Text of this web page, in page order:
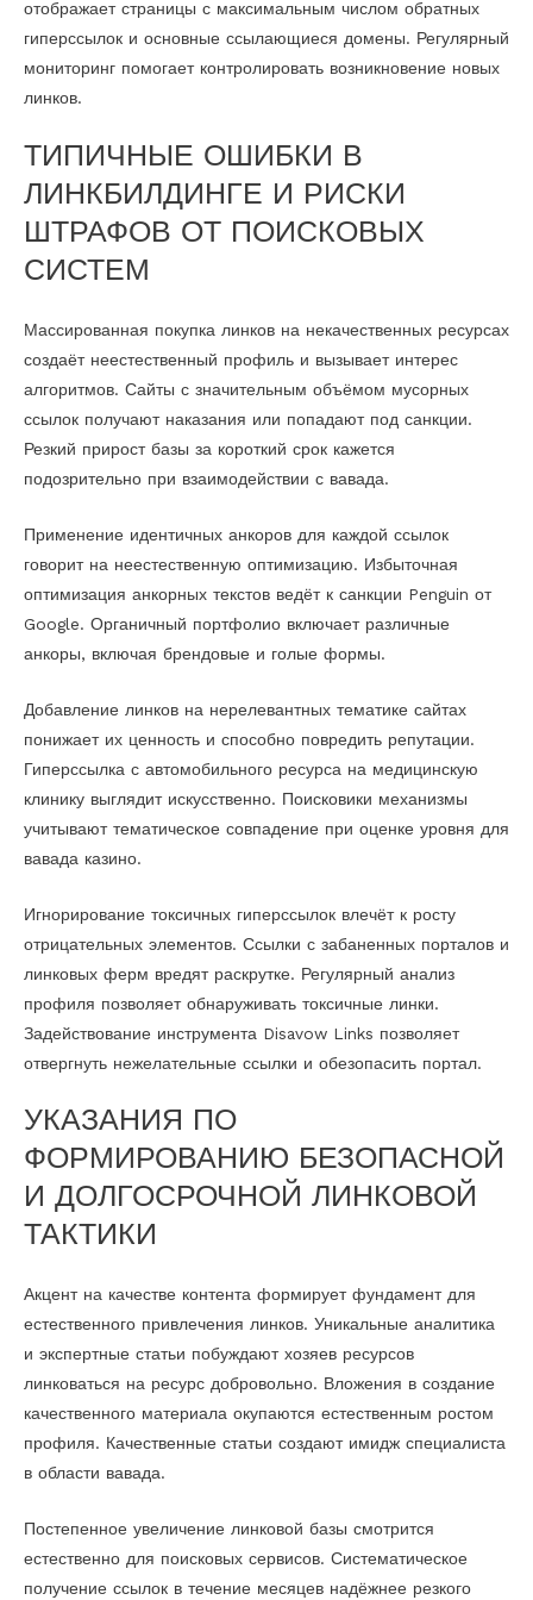
отображает страницы с максимальным числом обратных
гиперссылок и основные ссылающиеся домены. Регулярный
мониторинг помогает контролировать возникновение новых
линков.
ТИПИЧНЫЕ ОШИБКИ В
ЛИНКБИЛДИНГЕ И РИСКИ
ШТРАФОВ ОТ ПОИСКОВЫХ
СИСТЕМ
Массированная покупка линков на некачественных ресурсах
создаёт неестественный профиль и вызывает интерес
алгоритмов. Сайты с значительным объёмом мусорных
ссылок получают наказания или попадают под санкции.
Резкий прирост базы за короткий срок кажется
подозрительно при взаимодействии с вавада.
Применение идентичных анкоров для каждой ссылок
говорит на неестественную оптимизацию. Избыточная
оптимизация анкорных текстов ведёт к санкции Penguin от
Google. Органичный портфолио включает различные
анкоры, включая брендовые и голые формы.
Добавление линков на нерелевантных тематике сайтах
понижает их ценность и способно повредить репутации.
Гиперссылка с автомобильного ресурса на медицинскую
клинику выглядит искусственно. Поисковики механизмы
учитывают тематическое совпадение при оценке уровня для
вавада казино.
Игнорирование токсичных гиперссылок влечёт к росту
отрицательных элементов. Ссылки с забаненных порталов и
линковых ферм вредят раскрутке. Регулярный анализ
профиля позволяет обнаруживать токсичные линки.
Задействование инструмента Disavow Links позволяет
отвергнуть нежелательные ссылки и обезопасить портал.
УКАЗАНИЯ ПО
ФОРМИРОВАНИЮ БЕЗОПАСНОЙ
И ДОЛГОСРОЧНОЙ ЛИНКОВОЙ
ТАКТИКИ
Акцент на качестве контента формирует фундамент для
естественного привлечения линков. Уникальные аналитика
и экспертные статьи побуждают хозяев ресурсов
линковаться на ресурс добровольно. Вложения в создание
качественного материала окупаются естественным ростом
профиля. Качественные статьи создают имидж специалиста
в области вавада.
Постепенное увеличение линковой базы смотрится
естественно для поисковых сервисов. Систематическое
получение ссылок в течение месяцев надёжнее резкого